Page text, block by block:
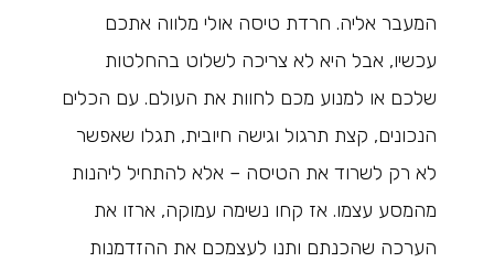
המעבר אליה. חרדת טיסה אולי מלווה אתכם
עכשיו, אבל היא לא צריכה לשלוט בהחלטות
שלכם או למנוע מכם לחוות את העולם. עם הכלים
הנכונים, קצת תרגול וגישה חיובית, תגלו שאפשר
לא רק לשרוד את הטיסה – אלא להתחיל ליהנות
מהמסע עצמו. אז קחו נשימה עמוקה, ארזו את
הערכה שהכנתם ותנו לעצמכם את ההזדמנות